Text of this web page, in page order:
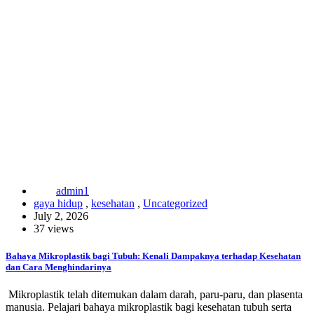
admin1
gaya hidup , kesehatan , Uncategorized
July 2, 2026
37 views
Bahaya Mikroplastik bagi Tubuh: Kenali Dampaknya terhadap Kesehatan
dan Cara Menghindarinya
Mikroplastik telah ditemukan dalam darah, paru-paru, dan plasenta
manusia. Pelajari bahaya mikroplastik bagi kesehatan tubuh serta